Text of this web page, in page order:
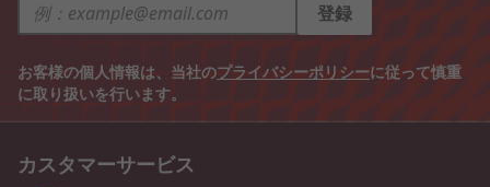
登録
お客様の個人情報は、当社のプライバシーポリシーに従って慎重
に取り扱いを行います。
カスタマーサービス